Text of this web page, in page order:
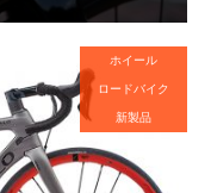
ホイール
ロードバイク
新製品